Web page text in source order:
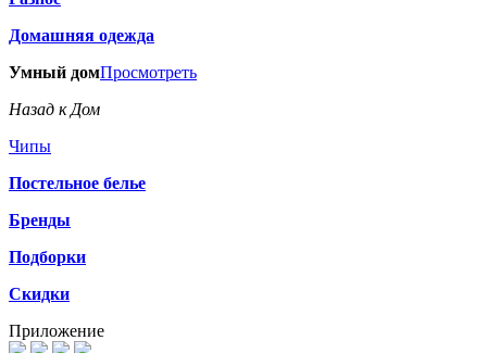
Домашняя одежда
Умный домПросмотреть
Назад к Дом
Чипы
Постельное белье
Бренды
Подборки
Скидки
Приложение